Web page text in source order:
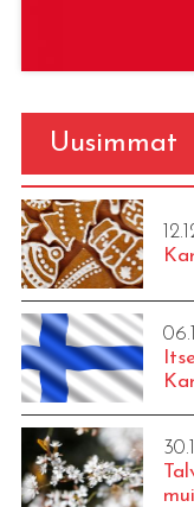
Uusimmat